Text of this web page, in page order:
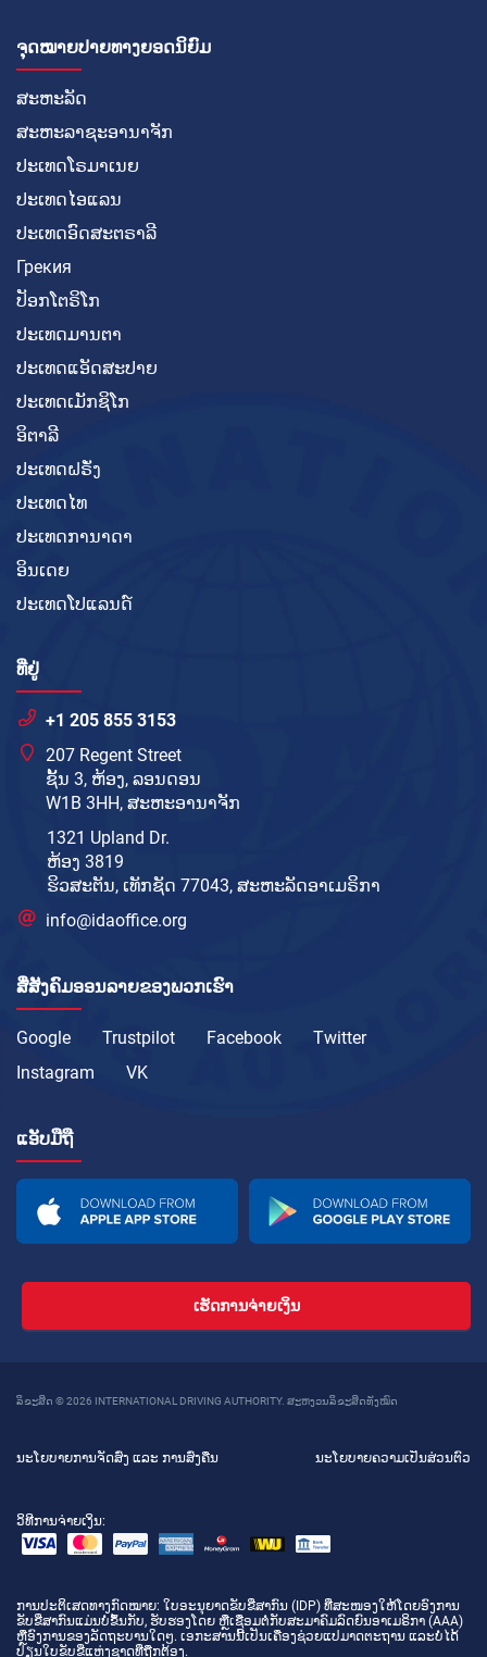
ຈຸດໝາຍປາຍທາງຍອດນິຍົມ
ສະຫະລັດ
ສະຫະລາຊະອານາຈັກ
ປະເທດໂຣມາເນຍ
ປະເທດໄອແລນ
ປະເທດອົດສະຕຣາລີ
Грекия
ປັອກໂຕຣິໂກ
ປະເທດມານຕາ
ປະເທດແອັດສະປາຍ
ປະເທດເມັກຊິໂກ
ອິຕາລີ
ປະເທດຝຣັ່ງ
ປະເທດໄທ
ປະເທດການາດາ
ອິນເດຍ
ປະເທດໂປແລນດ໌
ທີ່ຢູ່
+1 205 855 3153
207 Regent Street
ຊັ້ນ 3, ຫ້ອງ, ລອນດອນ
W1B 3HH, ສະຫະອານາຈັກ
1321 Upland Dr.
ຫ້ອງ 3819
ຮິວສະຕັນ, ເທັກຊັດ 77043, ສະຫະລັດອາເມຣິກາ
info@idaoffice.org
ສື່ສັງຄົມອອນລາຍຂອງພວກເຮົາ
Google Trustpilot Facebook
Twitter
Instagram
VK
ແອັບມືຖື
ເຮັດການຈ່າຍເງິນ
ລິຂະສິດ © 2026 INTERNATIONAL DRIVING AUTHORITY. ສະຫງວນລິຂະສິດທັງໝົດ
ນະໂຍບາຍການຈັດສົ່ງ ແລະ ການສົ່ງຄືນ ນະໂຍບາຍຄວາມເປັນສ່ວນຕົວ
ວິທີການຈ່າຍເງິນ:
ການປະຕິເສດທາງກົດໝາຍ: ໃບອະນຸຍາດຂັບຂີ່ສາກົນ (IDP) ທີ່ສະໜອງໃຫ້ໂດຍອົງການ
ຂັບຂີ່ສາກົນແມ່ນບໍ່ຂຶ້ນກັບ, ຮັບຮອງໂດຍ ຫຼືເຊື່ອມຕໍ່ກັບສະມາຄົມລົດຍົນອາເມຣິກາ (AAA)
ຫຼືອົງການຂອງລັດຖະບານໃດໆ. ເອກະສານນີ້ເປັນເຄື່ອງຊ່ວຍແປມາດຕະຖານ ແລະບໍ່ໄດ້
ປ່ຽນໃບຂັບຂີ່ແຫ່ງຊາດທີ່ຖືກຕ້ອງ.